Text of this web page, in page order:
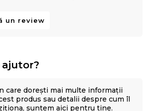
un review
ajutor?
care dorești mai multe informații
produs sau detalii despre cum îl
suntem aici pentru tine.